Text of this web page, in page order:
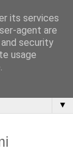
▼
its services
agent are
security
usage